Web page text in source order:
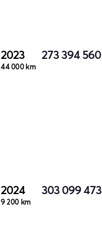
2023
44 000 km
273 394 560
2024
9 200 km
303 099 473